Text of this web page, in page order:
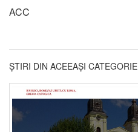
ACC
ȘTIRI DIN ACEEAȘI CATEGORIE